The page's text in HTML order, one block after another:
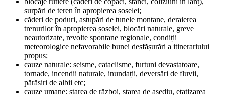
blocaje rutiere (căderi de copaci, stânci, coliziuni în lanț),
surpări de teren în apropierea șoselei;
căderi de poduri, astupări de tunele montane, deraierea
trenurilor în apropierea șoselei, blocări naturale, greve
neautorizate, revolte spontane regionale, condiții
meteorologice nefavorabile bunei desfășurări a itinerariului
propus;
cauze naturale: seisme, cataclisme, furtuni devastatoare,
tornade, incendii naturale, inundații, deversări de fluvii,
părăsiri de albii etc;
cauze umane: starea de război, starea de asediu, etatizarea